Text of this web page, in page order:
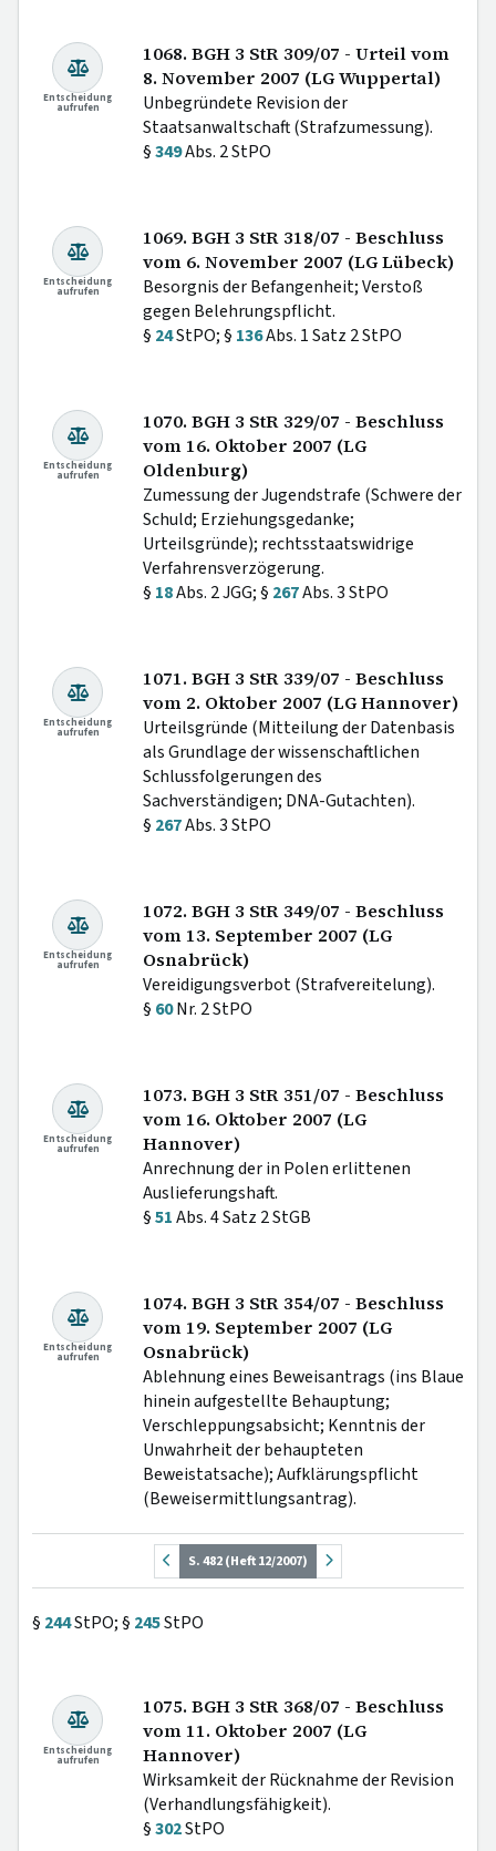
Entscheidung
aufrufen
1068. BGH 3 StR 309/07 - Urteil vom
8. November 2007 (LG Wuppertal)
Unbegründete Revision der
Staatsanwaltschaft (Strafzumessung).
§349Abs. 2 StPO
Entscheidung
aufrufen
1069. BGH 3 StR 318/07 - Beschluss
vom 6. November 2007 (LG Lübeck)
Besorgnis der Befangenheit; Verstoß
gegen Belehrungspflicht.
§ 24StPO; § 136Abs. 1 Satz 2 StPO
Entscheidung
aufrufen
1070. BGH 3 StR 329/07 - Beschluss
vom 16. Oktober 2007 (LG
Oldenburg)
Zumessung der Jugendstrafe (Schwere der
Schuld; Erziehungsgedanke;
Urteilsgründe); rechtsstaatswidrige
Verfahrensverzögerung.
§ 18Abs. 2 JGG; § 267Abs. 3 StPO
Entscheidung
aufrufen
1071. BGH 3 StR 339/07 - Beschluss
vom 2. Oktober 2007 (LG Hannover)
Urteilsgründe (Mitteilung der Datenbasis
als Grundlage der wissenschaftlichen
Schlussfolgerungen des
Sachverständigen; DNA-Gutachten).
§ 267Abs. 3 StPO
Entscheidung
aufrufen
1072. BGH 3 StR 349/07 - Beschluss
vom 13. September 2007 (LG
Osnabrück)
Vereidigungsverbot (Strafvereitelung).
§ 60Nr. 2 StPO
Entscheidung
aufrufen
1073. BGH 3 StR 351/07 - Beschluss
vom 16. Oktober 2007 (LG
Hannover)
Anrechnung der in Polen erlittenen
Auslieferungshaft.
§51Abs. 4 Satz 2 StGB
Entscheidung
aufrufen
1074. BGH 3 StR 354/07 - Beschluss
vom 19. September 2007 (LG
Osnabrück)
Ablehnung eines Beweisantrags (ins Blaue
hinein aufgestellte Behauptung;
Verschleppungsabsicht; Kenntnis der
Unwahrheit der behaupteten
Beweistatsache); Aufklärungspflicht
(Beweisermittlungsantrag).
S. 482 (Heft 12/2007)
§ 244StPO; § 245StPO
Entscheidung
aufrufen
1075. BGH 3 StR 368/07 - Beschluss
vom 11. Oktober 2007 (LG
Hannover)
Wirksamkeit der Rücknahme der Revision
(Verhandlungsfähigkeit).
§302StPO